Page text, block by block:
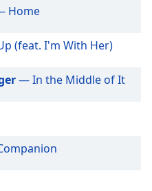
Home
(feat. I'm With Her)
— In the Middle of It